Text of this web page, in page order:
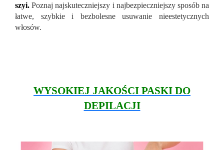
szyi. Poznaj najskuteczniejszy i najbezpieczniejszy sposób na
łatwe, szybkie i bezbolesne usuwanie nieestetycznych
włosów.
WYSOKIEJ JAKOŚCI PASKI DO
DEPILACJI